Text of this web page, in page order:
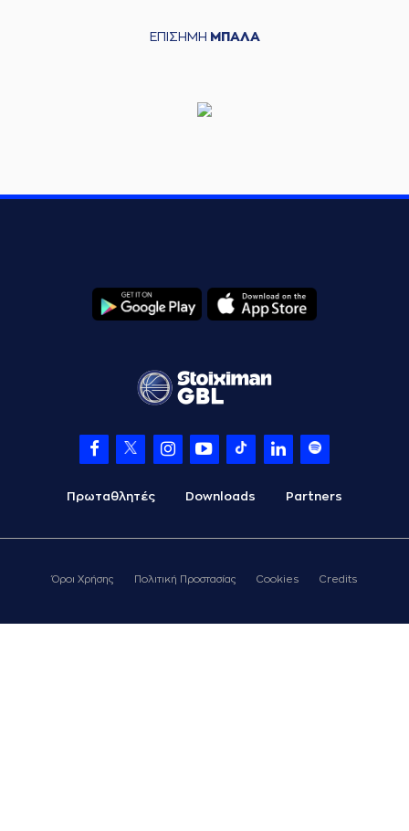
ΕΠΙΣΗΜΗ ΜΠΑΛΑ
Πρωταθλητές Downloads Partners
Όροι Χρήσης Πολιτική Προστασίας Cookies Credits